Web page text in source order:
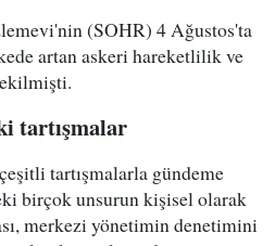
(SOHR) 4 Ağustos'ta
artan askeri hareketlilik ve
tartışmalar
tartışmalarla gündeme
birçok unsurun kişisel olarak
merkezi yönetimin denetimini